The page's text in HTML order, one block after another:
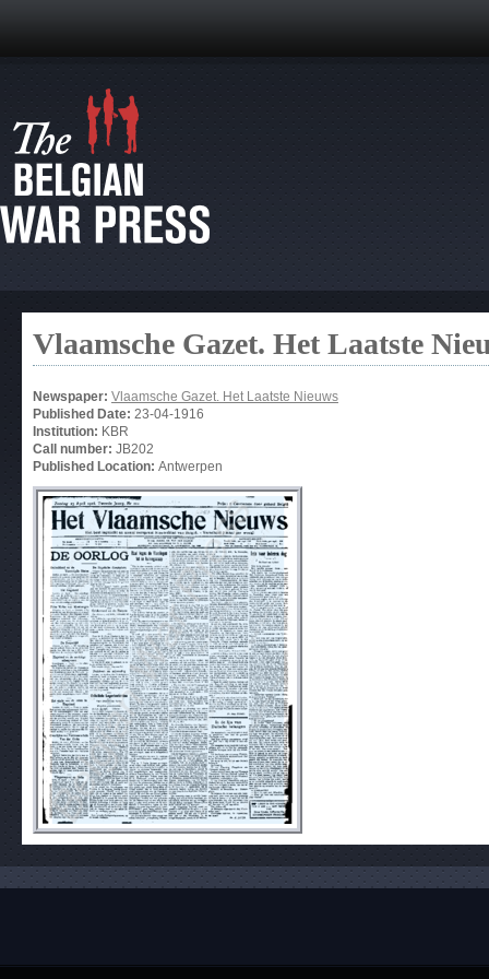
Vlaamsche Gazet. Het Laatste
Newspaper: Vlaamsche Gazet. Het Laatste Nieuws
Published Date: 23-04-1916
Institution: KBR
Call number: JB202
Published Location: Antwerpen